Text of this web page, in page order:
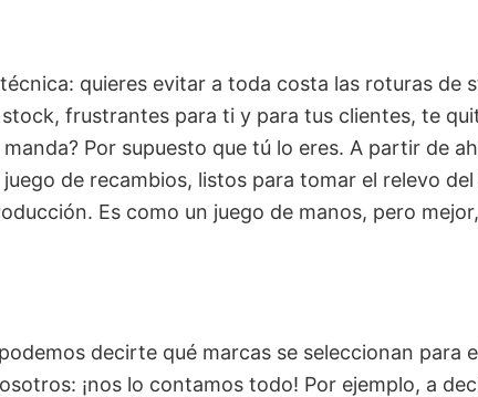
quieres evitar a toda costa las roturas de
frustrantes para ti y para tus clientes, te
Por supuesto que tú lo eres. A partir de
de recambios, listos para tomar el relevo
Es como un juego de manos, pero
decirte qué marcas se seleccionan para
¡nos lo contamos todo! Por ejemplo, a